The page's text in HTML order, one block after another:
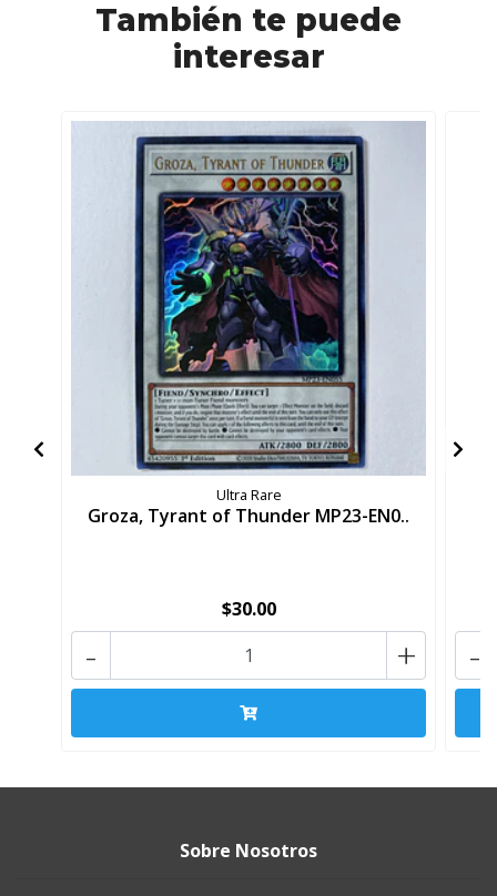
También te puede
interesar
Ultra Rare
Groza, Tyrant of Thunder MP23-EN0..
$30.00
+
- -
Sobre Nosotros